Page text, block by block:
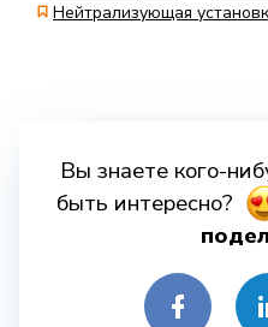
Нейтрализующая
Вы знаете кого-
быть интересно?